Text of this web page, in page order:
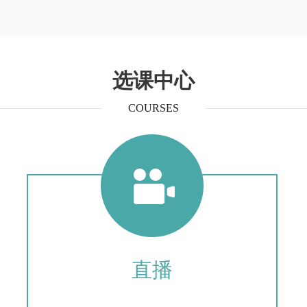
选课中心
COURSES
直播